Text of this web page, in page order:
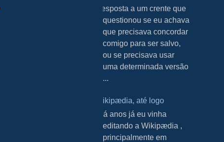
Resposta a um crente que
questionou se eu achava
que precisava concordar
comigo para ser salvo,
ou se precisava usar
uma determinada versão
...
Wikipædia, até logo
H á anos já eu vinha
editando a Wikipædia ,
principalmente em